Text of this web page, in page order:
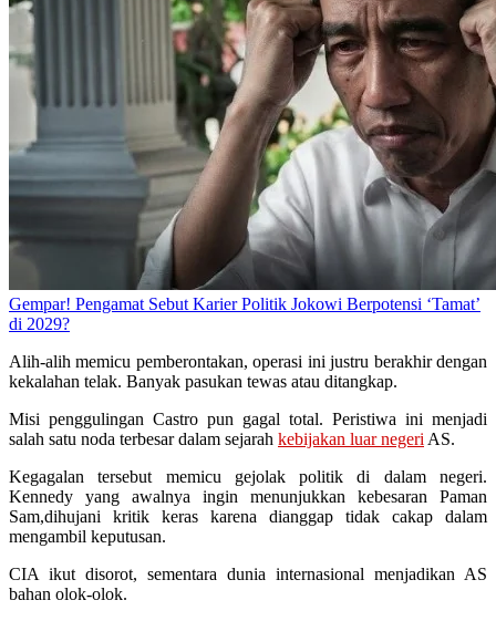
Gempar! Pengamat Sebut Karier Politik Jokowi Berpotensi ‘Tamat’
di 2029?
Alih-alih memicu pemberontakan, operasi ini justru berakhir dengan
kekalahan telak. Banyak pasukan tewas atau ditangkap.
Misi penggulingan Castro pun gagal total. Peristiwa ini menjadi
salah satu noda terbesar dalam sejarah kebijakan luar negeri AS.
Kegagalan tersebut memicu gejolak politik di dalam negeri.
Kennedy yang awalnya ingin menunjukkan kebesaran Paman
Sam,dihujani kritik keras karena dianggap tidak cakap dalam
mengambil keputusan.
CIA ikut disorot, sementara dunia internasional menjadikan AS
bahan olok-olok.